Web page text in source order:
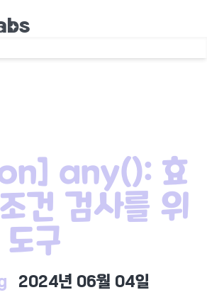
any(): 효
건 검사를 위
구
2024년 06월 04일